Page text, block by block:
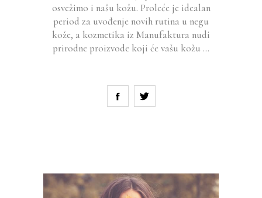
osvežimo i našu kožu. Proleće je idealan
period za uvođenje novih rutina u negu
kože, a kozmetika iz Manufaktura nudi
prirodne proizvode koji će vašu kožu